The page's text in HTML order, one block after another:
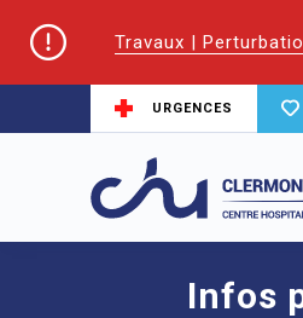
Travaux |
URGENCES
Accueil
Infos